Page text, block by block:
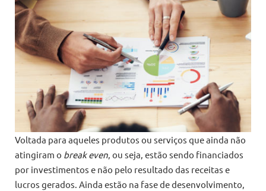
Voltada para aqueles produtos ou serviços que ainda não
atingiram o break even, ou seja, estão sendo financiados
por investimentos e não pelo resultado das receitas e
lucros gerados. Ainda estão na fase de desenvolvimento,